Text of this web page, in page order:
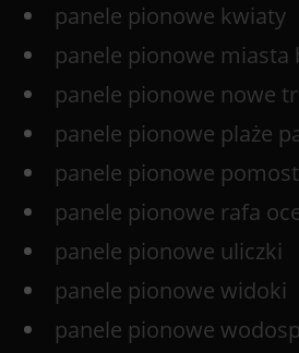
panele pionowe kwiaty
panele pionowe miasta
panele pionowe nowe
panele pionowe plaże
panele pionowe
panele pionowe rafa
panele pionowe uliczki
panele pionowe widoki
panele pionowe